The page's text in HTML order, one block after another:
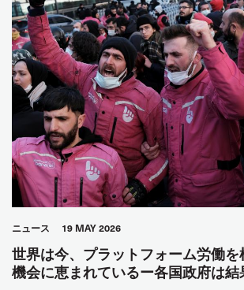
ニュース 19 MAY 2026
世界は今、プラットフォーム労働
機会に恵まれているー各国政府は